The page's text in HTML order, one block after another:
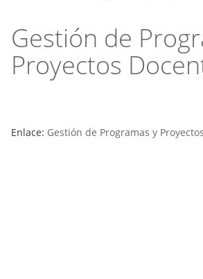
Gestión de
Proyectos
Enlace: Gestión de Programas y